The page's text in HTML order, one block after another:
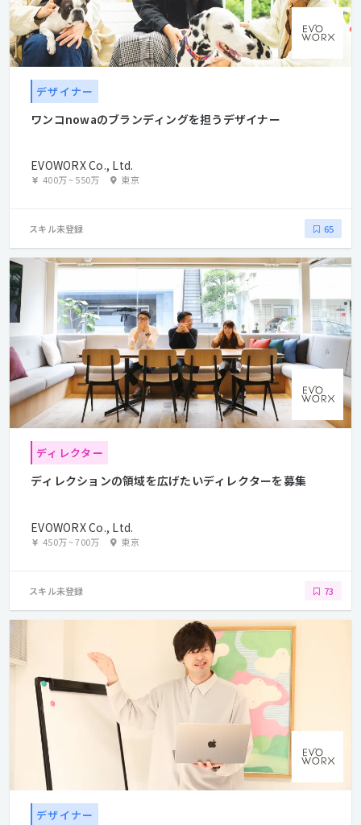
デザイナー
ワンコnowaのブランディングを担うデザイナー
EVOWORX Co., Ltd.
400万~550万 東京
スキル未登録 65
ディレクター
ディレクションの領域を広げたいディレクターを募集
EVOWORX Co., Ltd.
450万~700万 東京
スキル未登録 73
デザイナー